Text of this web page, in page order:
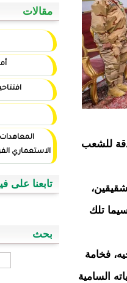
للشعب
تلك
فخامة
السامية
‏مقالات
افتتاحية العدد
الاستعماري
تابعنا على
بحث